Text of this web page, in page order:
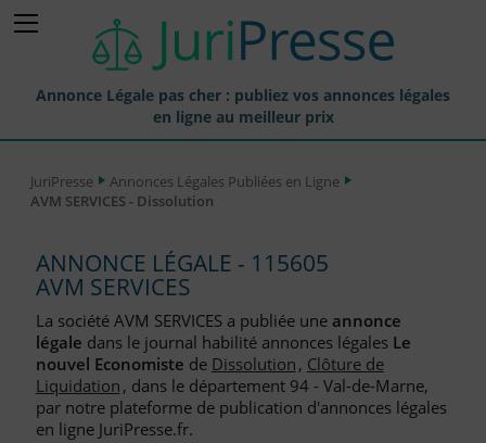
Annonce Légale pas cher : publiez vos annonces légales
en ligne au meilleur prix
Annonces Légales Publiées
Journaux Habilités (JAL) Annonces Légales
Départements pour la Publication d'Annonces Légales
Liste des Greffes
Liste des CCI
JuriPresse
Annonces Légales Publiées en Ligne
AVM SERVICES - Dissolution
ANNONCE LÉGALE - 115605
AVM SERVICES
La société AVM SERVICES a publiée une annonce
légale dans le journal habilité annonces légales Le
nouvel Economiste de Dissolution, Clôture de
Liquidation, dans le département 94 - Val-de-Marne,
par notre plateforme de publication d'annonces légales
en ligne JuriPresse.fr.